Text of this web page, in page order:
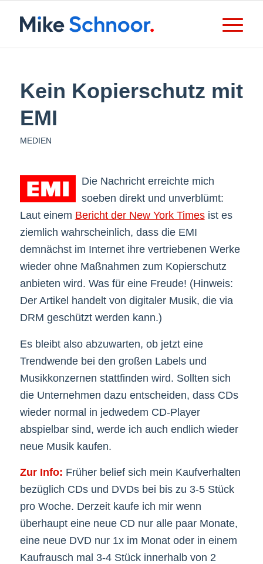
Kein Kopierschutz mit
EMI
MEDIEN
Die Nachricht erreichte mich
soeben direkt und unverblümt:
Laut einem Bericht der New York Timesist es
ziemlich wahrscheinlich, dass die EMI
demnächst im Internet ihre vertriebenen Werke
wieder ohne Maßnahmen zum Kopierschutz
anbieten wird. Was für eine Freude! (Hinweis:
Der Artikel handelt von digitaler Musik, die via
DRM geschützt werden kann.)
Es bleibt also abzuwarten, ob jetzt eine
Trendwende bei den großen Labels und
Musikkonzernen stattfinden wird. Sollten sich
die Unternehmen dazu entscheiden, dass CDs
wieder normal in jedwedem CD-Player
abspielbar sind, werde ich auch endlich wieder
neue Musik kaufen.
Zur Info: Früher belief sich mein Kaufverhalten
bezüglich CDs und DVDs bei bis zu 3-5 Stück
pro Woche. Derzeit kaufe ich mir wenn
überhaupt eine neue CD nur alle paar Monate,
eine neue DVD nur 1x im Monat oder in einem
Kaufrausch mal 3-4 Stück innerhalb von 2